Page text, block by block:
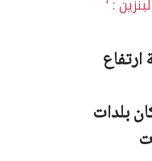
بلدات